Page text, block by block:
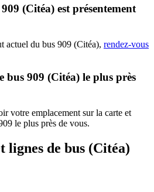
(Citéa) est présentement
actuel du bus 909 (Citéa), rendez-vous
bus 909 (Citéa) le plus près
votre emplacement sur la carte et
le plus près de vous.
lignes de bus (Citéa)